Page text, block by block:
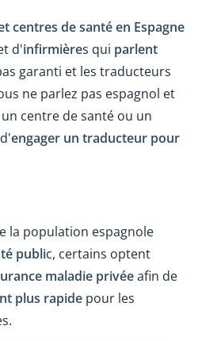
centres de santé en Espagne
d'infirmières qui parlent
garanti et les traducteurs
ne parlez pas espagnol et
centre de santé ou un
engager un traducteur pour
la population espagnole
public, certains optent
maladie privéeafin de
plus rapide pour les